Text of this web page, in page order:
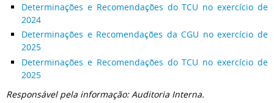
Determinações e Recomendações do TCU no exercício de
2024
Determinações e Recomendações da CGU no exercício de
2025
Determinações e Recomendações do TCU no exercício de
2025
Responsável pela informação: Auditoria Interna.